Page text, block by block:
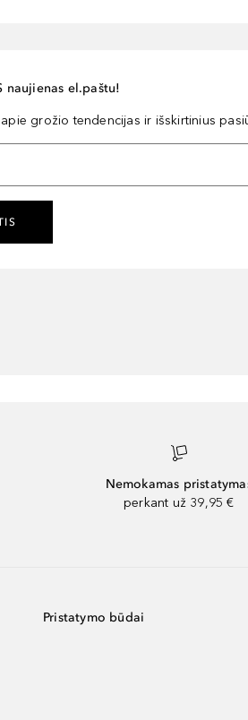
naujienas el.paštu!
grožio tendencijas ir išskirtinius
Nemokamas
perkant už 39,95 €
Pristatymo būdai